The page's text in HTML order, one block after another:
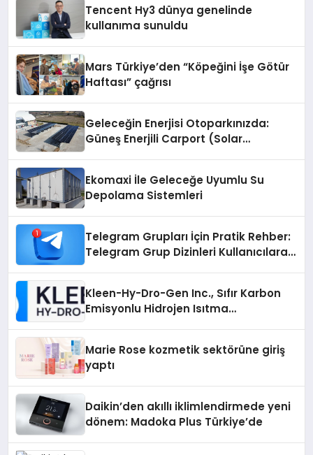
Tencent Hy3 dünya genelinde
kullanıma sunuldu
Mars Türkiye’den “Köpeğini İşe Götür
Haftası” çağrısı
Geleceğin Enerjisi Otoparkınızda:
Güneş Enerjili Carport (Solar
Ekomaxi İle Geleceğe Uyumlu Su
Depolama Sistemleri
Telegram Grupları İçin Pratik Rehber:
Telegram Grup Dizinleri Kullanıcılara
Kleen-Hy-Dro-Gen Inc., Sıfır Karbon
Emisyonlu Hidrojen Isıtma
Marie Rose kozmetik sektörüne giriş
yaptı
Daikin’den akıllı iklimlendirmede yeni
dönem: Madoka Plus Türkiye’de